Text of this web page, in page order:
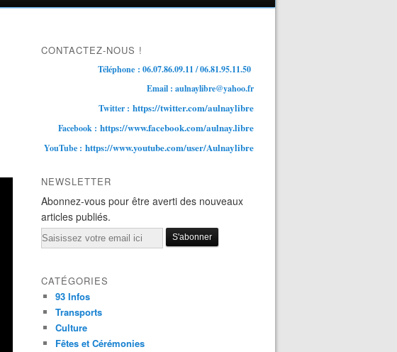
CONTACTEZ-NOUS !
Téléphone : 06.07.86.09.11 / 06.81.95.11.50
Email : aulnaylibre@yahoo.fr
Twitter : https://twitter.com/aulnaylibre
Facebook : https://www.facebook.com/aulnay.libre
YouTube : https://www.youtube.com/user/Aulnaylibre
NEWSLETTER
Abonnez-vous pour être averti des nouveaux
articles publiés.
Email
CATÉGORIES
93 Infos
Transports
Culture
Fêtes et Cérémonies